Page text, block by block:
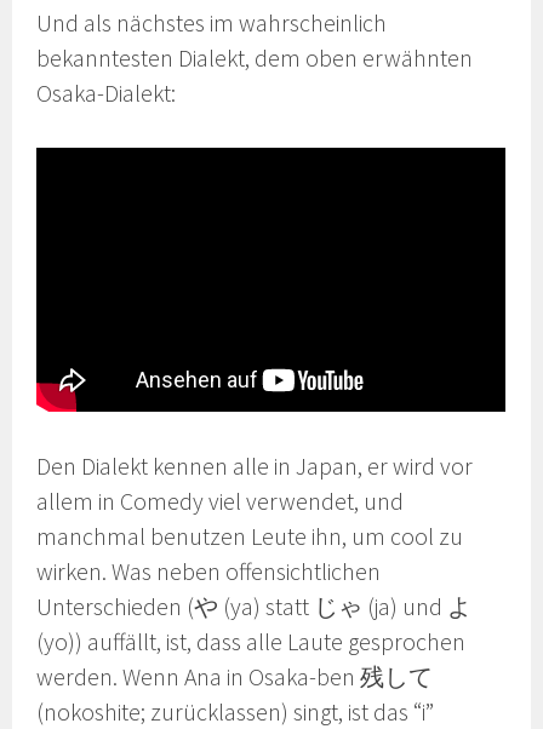
Und als nächstes im wahrscheinlich
bekanntesten Dialekt, dem oben erwähnten
Osaka-Dialekt:
Den Dialekt kennen alle in Japan, er wird vor
allem in Comedy viel verwendet, und
manchmal benutzen Leute ihn, um cool zu
wirken. Was neben offensichtlichen
Unterschieden (や (ya) statt じゃ (ja) und よ
(yo)) auffällt, ist, dass alle Laute gesprochen
werden. Wenn Ana in Osaka-ben 残して
(nokoshite; zurücklassen) singt, ist das “i”